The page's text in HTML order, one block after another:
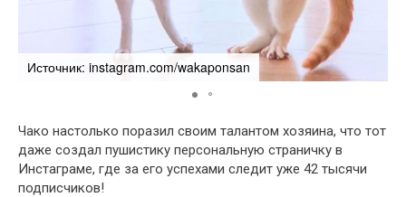
Источник: instagram.com/wakaponsan
Чако настолько поразил своим талантом хозяина, что тот
даже создал пушистику персональную страничку в
Инстаграме, где за его успехами следит уже 42 тысячи
подписчиков!